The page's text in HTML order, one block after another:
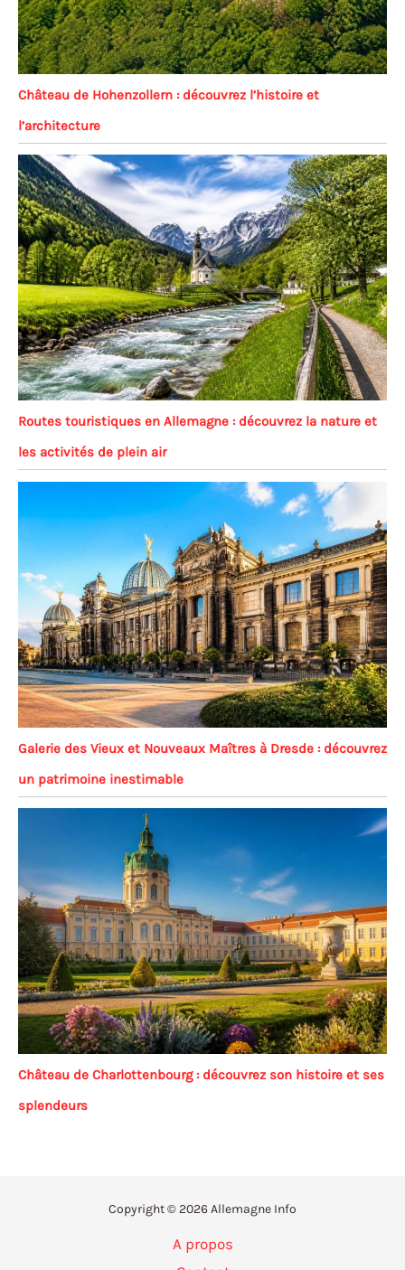
Château de Hohenzollern : découvrez l’histoire et
l’architecture
Routes touristiques en Allemagne : découvrez la nature et
les activités de plein air
Galerie des Vieux et Nouveaux Maîtres à Dresde : découvrez
un patrimoine inestimable
Château de Charlottenbourg : découvrez son histoire et ses
splendeurs
Copyright © 2026 Allemagne Info
A propos